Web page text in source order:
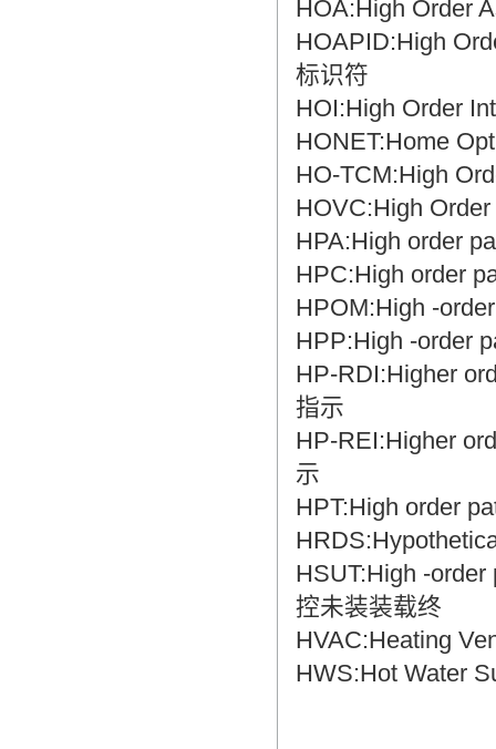
HOA:High Order
HOAPID:High
标识符
HOI:High Order
HONET:Home
HO-TCM:High
HOVC:High
HPA:High order
HPC:High order
HPOM:High -
HPP:High -order
HP-RDI:Higher
指示
HP-REI:Higher
示
HPT:High order
HSUT:High -
控未装装载终
HVAC:Heating
HWS:Hot Water